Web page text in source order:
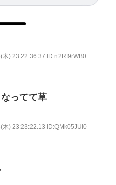
木) 23:22:36.37 ID:n2Rf9rWB0
ってて草
木) 23:23:22.13 ID:QMk05JUI0